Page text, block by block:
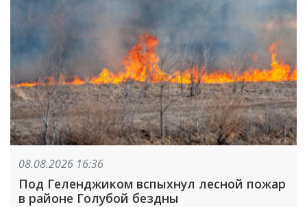
08.08.2026 16:36
Под Геленджиком вспыхнул лесной пожар
в районе Голубой бездны